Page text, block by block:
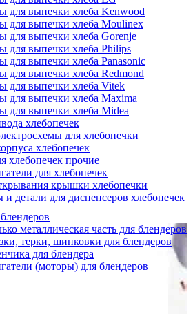
для выпечки хлеба Kenwood
для выпечки хлеба Moulinex
для выпечки хлеба Gorenje
для выпечки хлеба Philips
для выпечки хлеба Panasonic
для выпечки хлеба Redmond
для выпечки хлеба Vitek
для выпечки хлеба Maxima
для выпечки хлеба Midea
хлебопечек
для хлебопечки
хлебопечек
хлебопечек прочие
для хлебопечек
крышки хлебопечки
и детали для диспенсеров хлебопечек
металлическая часть для блендеров
терки, шинковки для блендеров
для блендера
(моторы) для блендеров